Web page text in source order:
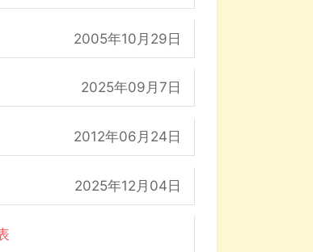
2005年10月29日
2025年09月7日
2012年06月24日
2025年12月04日